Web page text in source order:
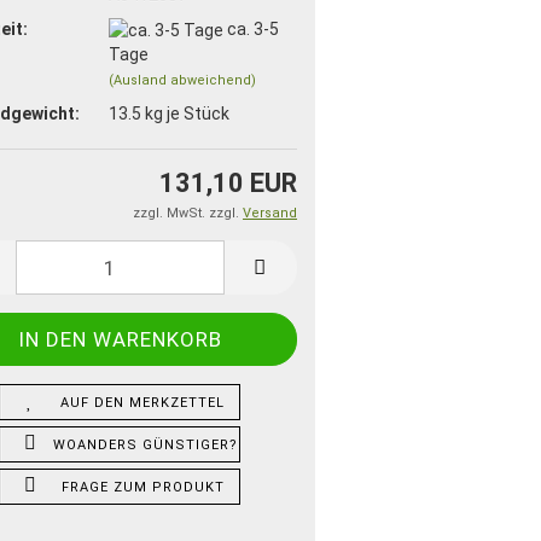
ca. 3-5
Tage
(Ausland abweichend)
13.5 kg je Stück
131,10 EUR
zzgl. MwSt. zzgl. Versand
AUF DEN MERKZETTEL
WOANDERS GÜNSTIGER?
FRAGE ZUM PRODUKT